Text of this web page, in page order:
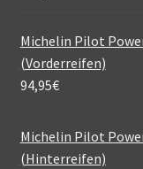
Michelin Pilot
(Vorderreifen)
94,95€
Michelin Pilot
(Hinterreifen)